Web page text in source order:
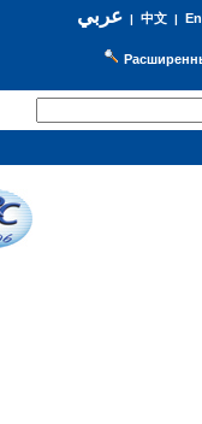
عربي| 中文|